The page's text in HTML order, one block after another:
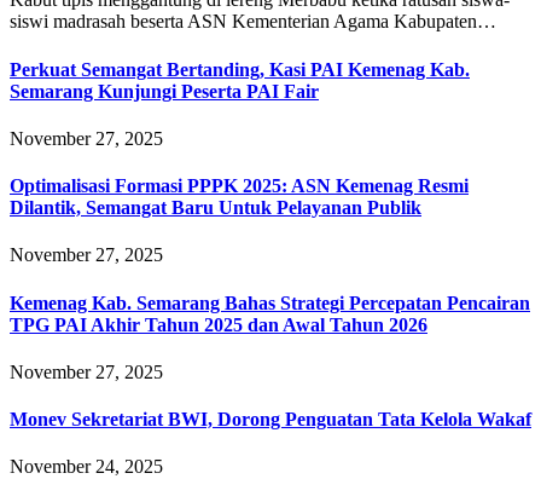
siswi madrasah beserta ASN Kementerian Agama Kabupaten…
Perkuat Semangat Bertanding, Kasi PAI Kemenag Kab.
Semarang Kunjungi Peserta PAI Fair
November 27, 2025
Optimalisasi Formasi PPPK 2025: ASN Kemenag Resmi
Dilantik, Semangat Baru Untuk Pelayanan Publik
November 27, 2025
Kemenag Kab. Semarang Bahas Strategi Percepatan Pencairan
TPG PAI Akhir Tahun 2025 dan Awal Tahun 2026
November 27, 2025
Monev Sekretariat BWI, Dorong Penguatan Tata Kelola Wakaf
November 24, 2025